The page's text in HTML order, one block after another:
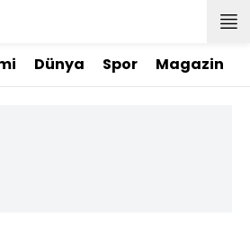
Dünya Spor Magazin